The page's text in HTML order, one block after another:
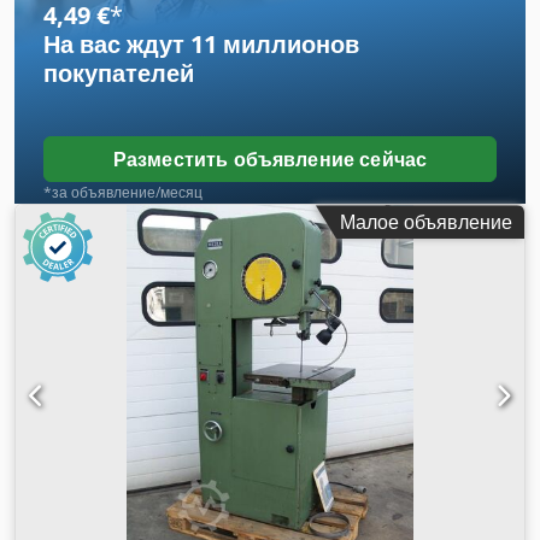
4,49 €*
На вас ждут 11 миллионов
покупателей
Разместить объявление сейчас
*за объявление/месяц
Малое объявление